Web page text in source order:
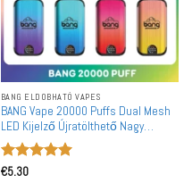
BANG ELDOBHATÓ VAPES
BANG Vape 20000 Puffs Dual Mesh
LED Kijelző Újratölthető Nagy
Tételben Kapható Eldobható Vape
Nagykereskedelem
Értékelés:
€5.30